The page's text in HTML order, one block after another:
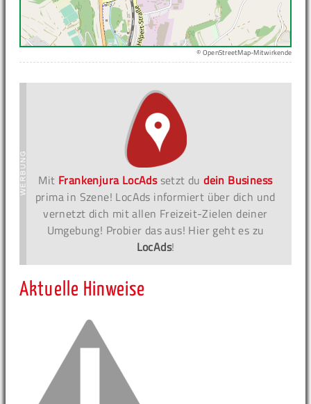
© OpenStreetMap-Mitwirkende
Mit Frankenjura LocAdssetzt dudein Business
prima in Szene! LocAds informiert über dich und
vernetzt dich mit allen Freizeit-Zielen deiner
Umgebung! Probier das aus! Hier geht es zu
LocAds!
Aktuelle Hinweise